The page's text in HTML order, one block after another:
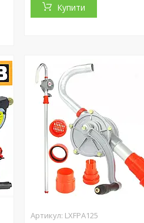
Купити
LXFPA125